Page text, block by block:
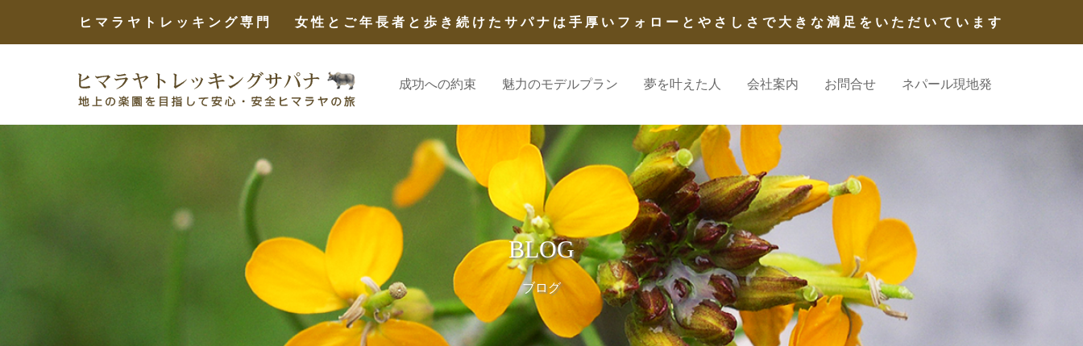
ヒマラヤトレッキング専門 女性とご年長者と歩き続けたサパナは手厚いフォローとやさしさで大きな満足をいただいています
成功への約束 魅力のモデルプラン 夢を叶えた人 会社案内 お問合せ ネパール現地発
BLOG
ブログ